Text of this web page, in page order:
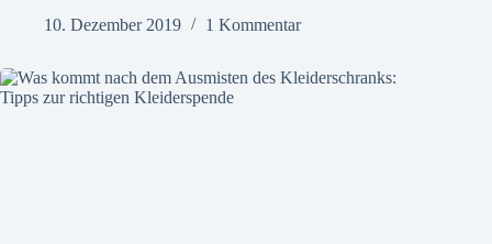
10. Dezember 2019
1 Kommentar